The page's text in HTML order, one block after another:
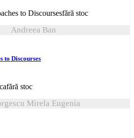
fără stoc
Andreea Ban
to Discourses
fără stoc
Mirela Eugenia